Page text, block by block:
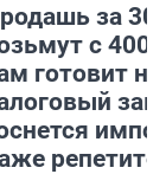
за
с
готовит